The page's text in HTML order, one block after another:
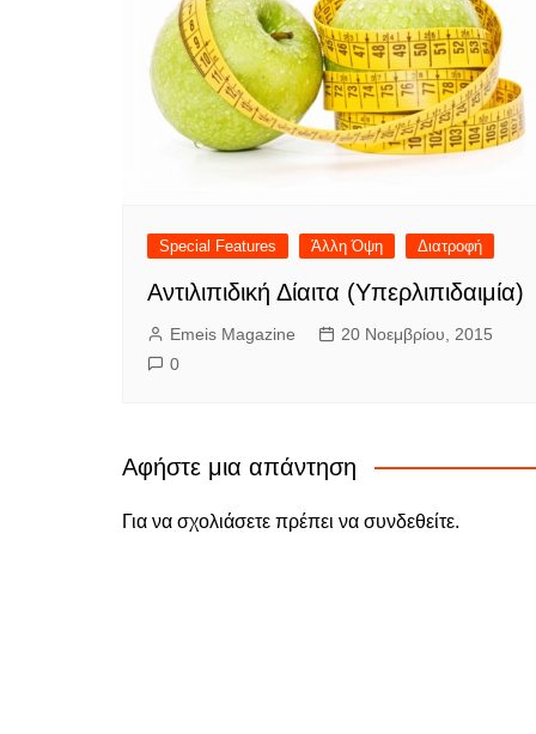
Special Features Άλλη Όψη Διατροφή
Αντιλιπιδική Δίαιτα (Υπερλιπιδαιμία)
Emeis Magazine
20 Νοεμβρίου, 2015
0
Αφήστε μια απάντηση
Για να σχολιάσετε πρέπει να συνδεθείτε.